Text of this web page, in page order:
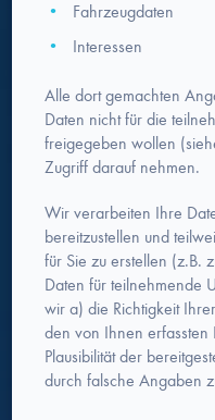
Fahrzeugdaten
Interessen
Alle dort gemachten
Daten nicht für die
freigegeben wollen
Zugriff darauf nehmen.
Wir verarbeiten Ihre
bereitzustellen und
für Sie zu erstellen (z.B.
Daten für teilnehmende
wir a) die Richtigkeit
den von Ihnen
Plausibilität der
durch falsche Angaben